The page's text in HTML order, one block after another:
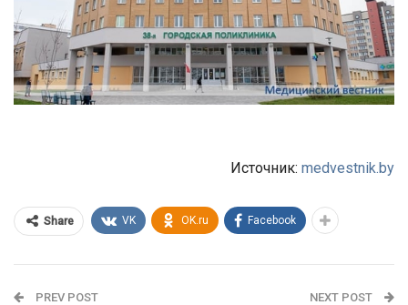
Источник: medvestnik.by
Share VK OK.ru Facebook
PREV POST NEXT POST